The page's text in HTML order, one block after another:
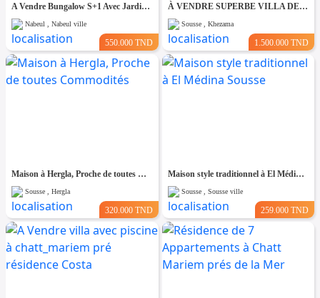
A Vendre Bungalow S+1 Avec Jardin à Club Farah, Nabeul
Nabeul , Nabeul ville
550.000 TND
À VENDRE SUPERBE VILLA DE 760 m² À KHZEMA OUEST
Sousse , Khezama
1.500.000 TND
Maison à Hergla, Proche de toutes Commodités
Sousse , Hergla
320.000 TND
Maison style traditionnel à El Médina Sousse
Sousse , Sousse ville
259.000 TND